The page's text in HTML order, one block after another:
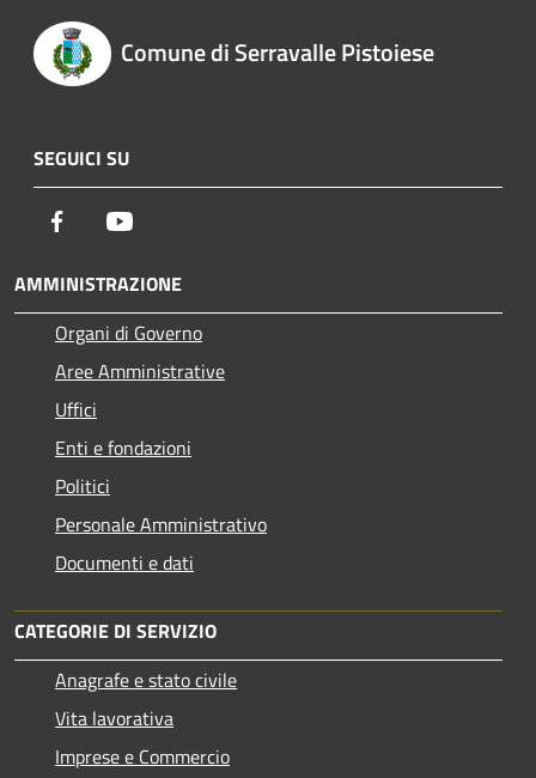
Comune di Serravalle Pistoiese
SEGUICI SU
Facebook
AMMINISTRAZIONE
Organi di Governo
Aree Amministrative
Uffici
Enti e fondazioni
Politici
Personale Amministrativo
Documenti e dati
CATEGORIE DI SERVIZIO
Anagrafe e stato civile
Vita lavorativa
Imprese e Commercio